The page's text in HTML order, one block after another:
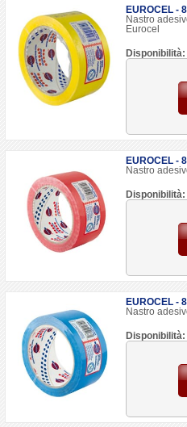
EUROCEL -
Nastro
Eurocel
Disponibilità:
EUROCEL -
Nastro
Disponibilità:
EUROCEL -
Nastro
Disponibilità: